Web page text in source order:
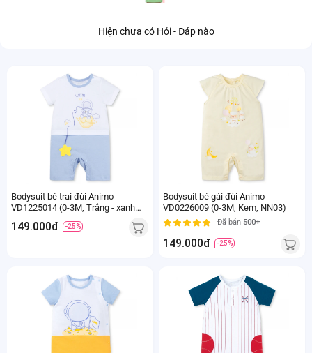
Hiện chưa có Hỏi - Đáp nào
Bodysuit bé trai đùi Animo
VD1225014 (0-3M, Trắng - xanh
149.000đ -25%
Bodysuit bé gái đùi Animo
VD0226009 (0-3M, Kem, NN03)
Đã bán 500+
149.000đ -25%